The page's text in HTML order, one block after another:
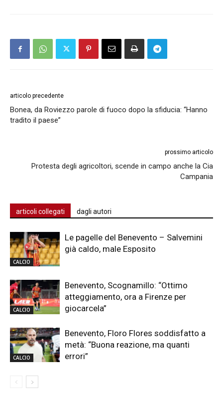
articolo precedente
Bonea, da Roviezzo parole di fuoco dopo la sfiducia: “Hanno
tradito il paese”
prossimo articolo
Protesta degli agricoltori, scende in campo anche la Cia
Campania
articoli collegati dagli autori
CALCIO
Le pagelle del Benevento – Salvemini
già caldo, male Esposito
CALCIO
Benevento, Scognamillo: “Ottimo
atteggiamento, ora a Firenze per
giocarcela”
CALCIO
Benevento, Floro Flores soddisfatto a
metà: “Buona reazione, ma quanti
errori”